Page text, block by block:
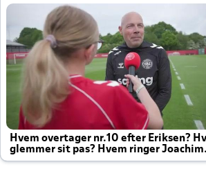
Hvem overtager nr.10 efter Eriksen?
glemmer sit pas? Hvem ringer Joachim
altid til efter kampe?